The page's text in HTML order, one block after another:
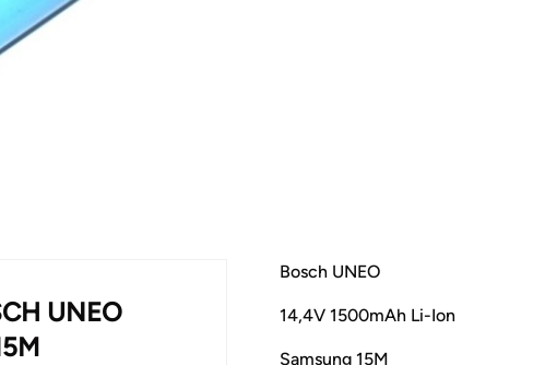
UNEO
Bosch UNEO
14,4V 1500mAh Li-Ion
Samsung 15M